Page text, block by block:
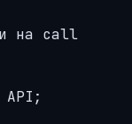
на call